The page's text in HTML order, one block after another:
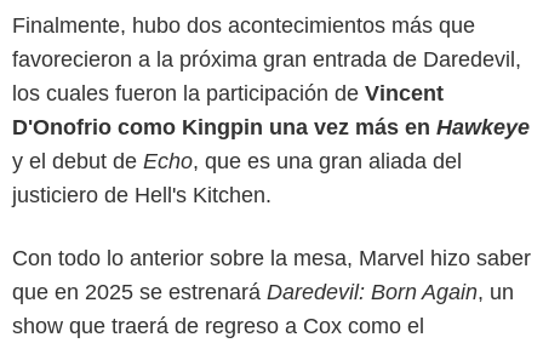
Finalmente, hubo dos acontecimientos más que
favorecieron a la próxima gran entrada de Daredevil,
los cuales fueron la participación de Vincent
D'Onofrio como Kingpin una vez más en Hawkeye
y el debut de Echo, que es una gran aliada del
justiciero de Hell's Kitchen.
Con todo lo anterior sobre la mesa, Marvel hizo saber
que en 2025 se estrenará Daredevil: Born Again, un
show que traerá de regreso a Cox como el